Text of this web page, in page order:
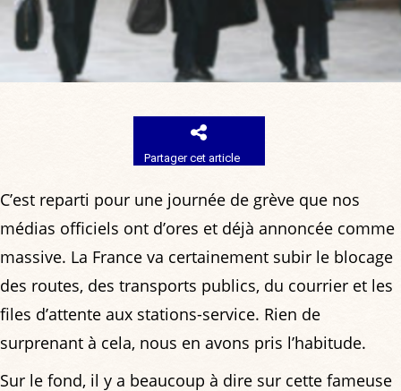
Partager cet article
C’est reparti pour une journée de grève que nos
médias officiels ont d’ores et déjà annoncée comme
massive. La France va certainement subir le blocage
des routes, des transports publics, du courrier et les
files d’attente aux stations-service. Rien de
surprenant à cela, nous en avons pris l’habitude.
Sur le fond, il y a beaucoup à dire sur cette fameuse